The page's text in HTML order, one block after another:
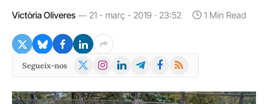
Victòria Oliveres 21 - març - 2019 · 23:52 1 Min Read
Segueix-nos
X
Instagram
LinkedInTelegramFacebook
RSS